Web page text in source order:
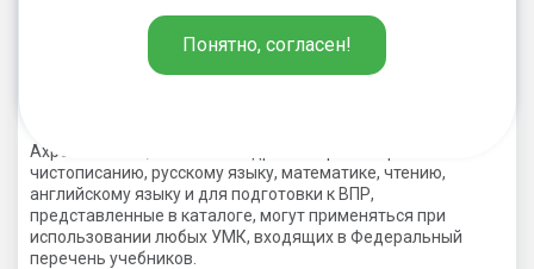
инструментом повышения качества обучения являются
тренажеры. Они бывают разного уровня сложности и
подходят для работы как в классе, так и дома.
Ахременковой, Е.С. Александровой. Тренажеры по
чистописанию, русскому языку, математике, чтению,
английскому языку и для подготовки к ВПР,
представленные в каталоге, могут применяться при
использовании любых УМК, входящих в Федеральный
перечень учебников.
Понятно, согласен!